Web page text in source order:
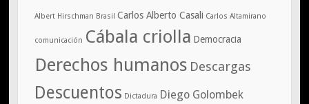
Albert Hirschman Brasil Carlos Alberto Casali Carlos Altamirano
comunicación Cábala criolla Democracia
Derechos humanos Descargas
Descuentos Dictadura Diego Golombek